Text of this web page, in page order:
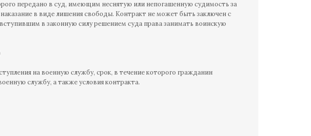
передано в суд, имеющим неснятую или непогашенную судимость за
в виде лишения свободы. Контракт не может быть заключен с
в законную силу решением суда права занимать воинскую
на военную службу, срок, в течение которого гражданин
службу, а также условия контракта.